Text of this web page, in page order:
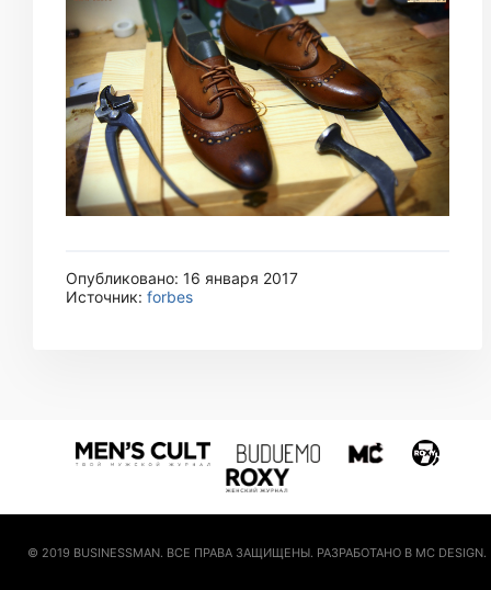
Опубликовано: 16 января 2017
Источник: forbes
© 2019 BUSINESSMAN. ВСЕ ПРАВА ЗАЩИЩЕНЫ. РАЗРАБОТАНО В MC DESIGN.